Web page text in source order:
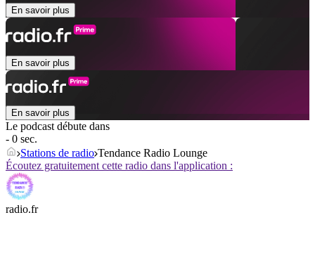
En savoir plus
En savoir plus
En savoir plus
Le podcast débute dans
- 0 sec.
Stations de radio Tendance Radio Lounge
Écoutez gratuitement cette radio dans l'application :
radio.fr